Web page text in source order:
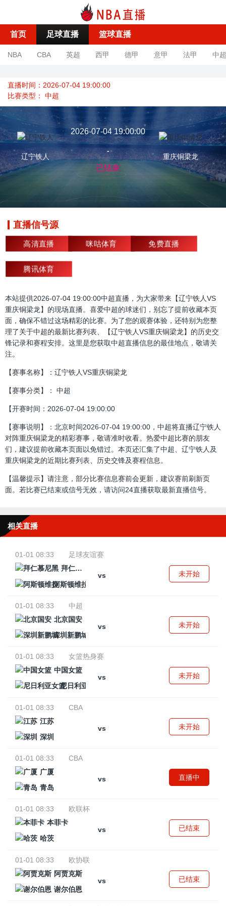
首页 足球直播 篮球直播
NBA CBA 英超 西甲 德甲 意甲 法甲 中超
直播时间：2026-07-04 19:00:00
比赛类型： 中超
辽宁铁人
2026-07-04 19:00:00
-
已结束
重庆铜梁龙
直播信号源
高清直播 咪咕体育 免费直播
腾讯体育
本站提供2026-07-04 19:00:00中超直播，为大家带来【辽宁铁人VS
重庆铜梁龙】的现场直播。喜爱中超的球迷们，别忘了提前收藏本页
面，确保不错过这场精彩的比赛。为了您的观赛体验，还特别为您整
理了关于中超的最新比赛列表、【辽宁铁人VS重庆铜梁龙】的历史交
锋记录和赛程安排。这里是您获取中超直播信息的最佳地点，敬请关
注。
【赛事名称】：辽宁铁人VS重庆铜梁龙
【赛事分类】： 中超
【开赛时间：2026-07-04 19:00:00
【赛事说明】：北京时间2026-07-04 19:00:00，中超将直播辽宁铁人
对阵重庆铜梁龙的精彩赛事，敬请准时收看。热爱中超比赛的朋友
们，建议提前收藏本页面以免错过。本页还汇集了中超、辽宁铁人及
重庆铜梁龙的近期比赛列表、历史交锋及赛程信息。
【温馨提示】请注意，部分比赛信息赛前会更新，建议赛前刷新页
面。若比赛已结束或信号无效，请访问24直播获取最新直播信号。
相关直播
01-01 08:33
足球友谊赛
拜仁慕尼黑
vs
阿斯顿维拉
未开始
01-01 08:33
中超
北京国安
vs
深圳新鹏城
未开始
01-01 08:33
女篮热身赛
中国女篮
vs
尼日利亚女篮
未开始
01-01 08:33
CBA
江苏
vs
深圳
未开始
01-01 08:33
CBA
广厦
vs
青岛
直播中
01-01 08:33
欧联杯
本菲卡
vs
哈茨
已结束
01-01 08:33
欧协联
阿贾克斯
vs
谢尔伯恩
已结束